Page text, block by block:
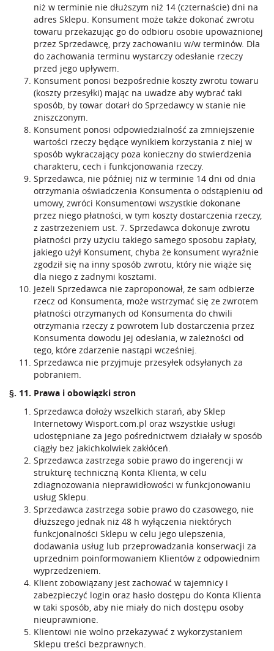
niż w terminie nie dłuższym niż 14 (czternaście) dni na
adres Sklepu. Konsument może także dokonać zwrotu
towaru przekazując go do odbioru osobie upoważnionej
przez Sprzedawcę, przy zachowaniu w/w terminów. Dla
do zachowania terminu wystarczy odesłanie rzeczy
przed jego upływem.
Konsument ponosi bezpośrednie koszty zwrotu towaru
(koszty przesyłki) mając na uwadze aby wybrać taki
sposób, by towar dotarł do Sprzedawcy w stanie nie
zniszczonym.
Konsument ponosi odpowiedzialność za zmniejszenie
wartości rzeczy będące wynikiem korzystania z niej w
sposób wykraczający poza konieczny do stwierdzenia
charakteru, cech i funkcjonowania rzeczy.
Sprzedawca, nie później niż w terminie 14 dni od dnia
otrzymania oświadczenia Konsumenta o odstąpieniu od
umowy, zwróci Konsumentowi wszystkie dokonane
przez niego płatności, w tym koszty dostarczenia rzeczy,
z zastrzeżeniem ust. 7. Sprzedawca dokonuje zwrotu
płatności przy użyciu takiego samego sposobu zapłaty,
jakiego użył Konsument, chyba że konsument wyraźnie
zgodził się na inny sposób zwrotu, który nie wiąże się
dla niego z żadnymi kosztami.
Jeżeli Sprzedawca nie zaproponował, że sam odbierze
rzecz od Konsumenta, może wstrzymać się ze zwrotem
płatności otrzymanych od Konsumenta do chwili
otrzymania rzeczy z powrotem lub dostarczenia przez
Konsumenta dowodu jej odesłania, w zależności od
tego, które zdarzenie nastąpi wcześniej.
Sprzedawca nie przyjmuje przesyłek odsyłanych za
pobraniem.
§. 11. Prawa i obowiązki stron
Sprzedawca dołoży wszelkich starań, aby Sklep
Internetowy Wisport.com.pl oraz wszystkie usługi
udostępniane za jego pośrednictwem działały w sposób
ciągły bez jakichkolwiek zakłóceń.
Sprzedawca zastrzega sobie prawo do ingerencji w
strukturę techniczną Konta Klienta, w celu
zdiagnozowania nieprawidłowości w funkcjonowaniu
usług Sklepu.
Sprzedawca zastrzega sobie prawo do czasowego, nie
dłuższego jednak niż 48 h wyłączenia niektórych
funkcjonalności Sklepu w celu jego ulepszenia,
dodawania usług lub przeprowadzania konserwacji za
uprzednim poinformowaniem Klientów z odpowiednim
wyprzedzeniem.
Klient zobowiązany jest zachować w tajemnicy i
zabezpieczyć login oraz hasło dostępu do Konta Klienta
w taki sposób, aby nie miały do nich dostępu osoby
nieuprawnione.
Klientowi nie wolno przekazywać z wykorzystaniem
Sklepu treści bezprawnych.